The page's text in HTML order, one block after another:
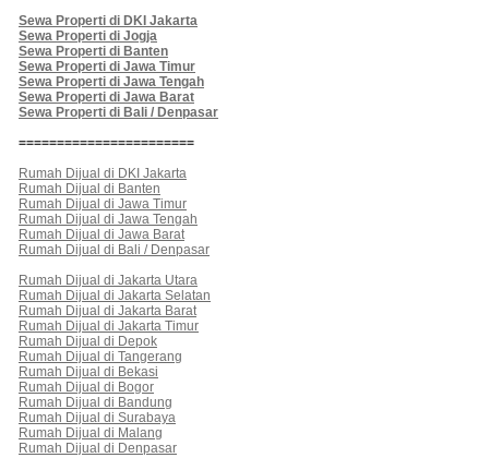
Sewa Properti di DKI Jakarta
Sewa Properti di Jogja
Sewa Properti di Banten
Sewa Properti di Jawa Timur
Sewa Properti di Jawa Tengah
Sewa Properti di Jawa Barat
Sewa Properti di Bali / Denpasar
=======================
Rumah Dijual di DKI Jakarta
Rumah Dijual di Banten
Rumah Dijual di Jawa Timur
Rumah Dijual di Jawa Tengah
Rumah Dijual di Jawa Barat
Rumah Dijual di Bali / Denpasar
Rumah Dijual di Jakarta Utara
Rumah Dijual di Jakarta Selatan
Rumah Dijual di Jakarta Barat
Rumah Dijual di Jakarta Timur
Rumah Dijual di Depok
Rumah Dijual di Tangerang
Rumah Dijual di Bekasi
Rumah Dijual di Bogor
Rumah Dijual di Bandung
Rumah Dijual di Surabaya
Rumah Dijual di Malang
Rumah Dijual di Denpasar